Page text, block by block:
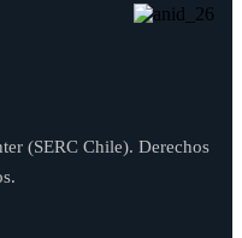
(SERC Chile). Derechos